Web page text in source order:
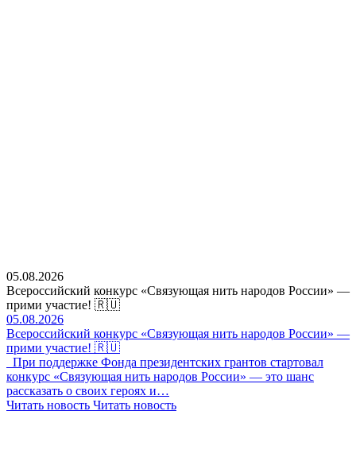
05.08.2026
Всероссийский конкурс «Связующая нить народов России» —
прими участие! 🇷🇺
05.08.2026
Всероссийский конкурс «Связующая нить народов России» —
прими участие! 🇷🇺
При поддержке Фонда президентских грантов стартовал
конкурс «Связующая нить народов России» — это шанс
рассказать о своих героях и…
Читать новость Читать новость